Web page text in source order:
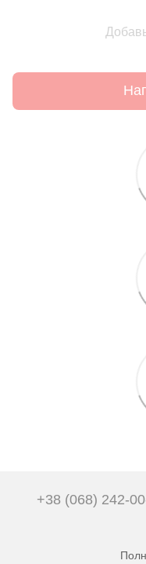
+38 (068) 242-